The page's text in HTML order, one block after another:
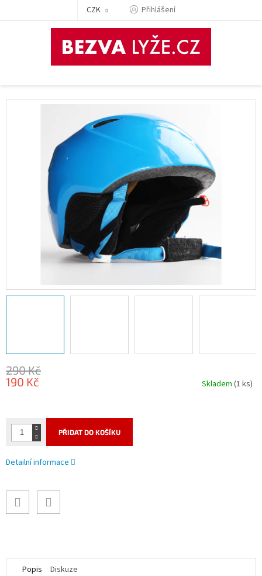
CZK Přihlášení
290 Kč
190 Kč
Skladem(1 ks)
PŘIDAT DO KOŠÍKU
Detailní informace
Popis Diskuze